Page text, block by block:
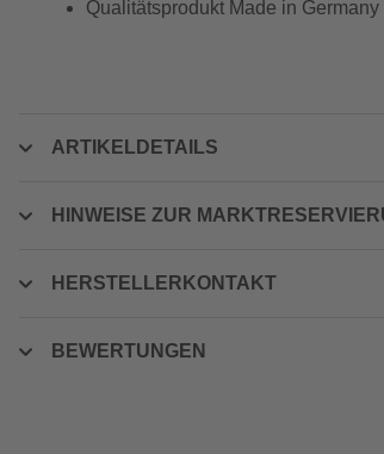
Qualitätsprodukt Made in Germany
ARTIKELDETAILS
HINWEISE ZUR
HERSTELLERKONTAKT
BEWERTUNGEN